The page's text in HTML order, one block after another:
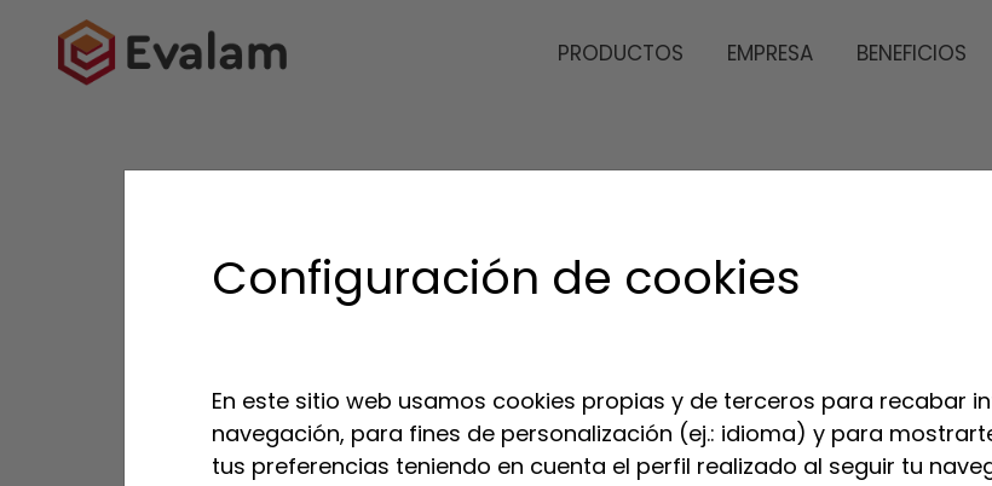
Configuración de cookies
En este sitio web usamos cookies propias y de terceros para recabar
navegación, para fines de personalización (ej.: idioma) y para
tus preferencias teniendo en cuenta el perfil realizado al seguir tu
PRODUCTOS EMPRESA BENEFICIOS